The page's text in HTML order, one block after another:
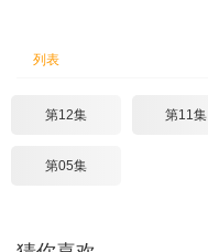
列表
第12集 第11集
第05集